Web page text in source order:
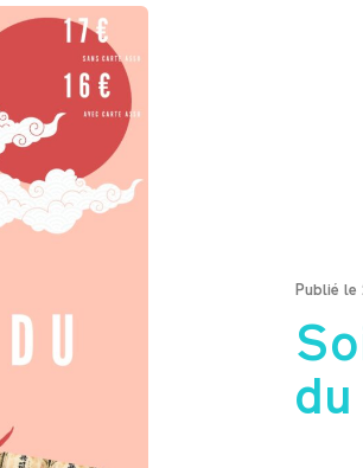
Publié le